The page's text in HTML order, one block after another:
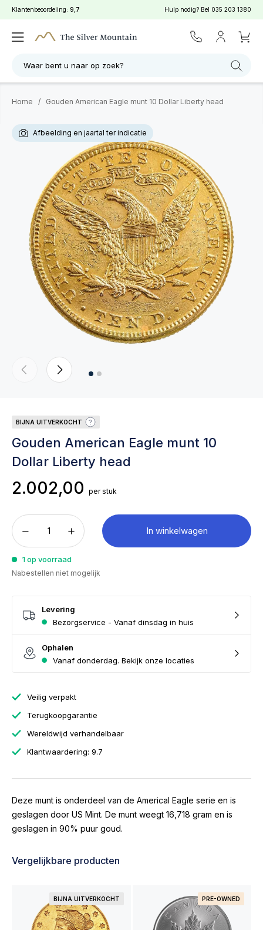
Klantenbeoordeling: 9,7 Hulp nodig? Bel 035 203 1380
Waar bent u naar op zoek?
Home / Gouden American Eagle munt 10 Dollar Liberty head
Afbeelding en jaartal ter indicatie
BIJNA UITVERKOCHT
Gouden American Eagle munt 10
Dollar Liberty head
2.002,00 per stuk
In winkelwagen
1 op voorraad
Nabestellen niet mogelijk
Levering
Bezorgservice - Vanaf dinsdag in huis
Ophalen
Vanaf donderdag. Bekijk onze locaties
Veilig verpakt
Terugkoopgarantie
Wereldwijd verhandelbaar
Klantwaardering: 9.7
Deze munt is onderdeel van de Americal Eagle serie en is
geslagen door US Mint. De munt weegt 16,718 gram en is
geslagen in 90% puur goud.
Vergelijkbare producten
BIJNA UITVERKOCHT PRE-OWNED